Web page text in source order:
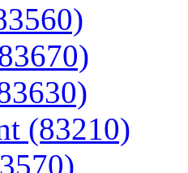
(83210)